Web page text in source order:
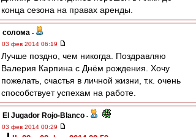
конца сезона на правах аренды.
солома -
03 фев 2014 06:19
Лучше поздно, чем никогда. Поздравляю
Валерия Карпина с Днём рождения. Хочу
пожелать, счастья в личной жизни, т.к. очень
способствует успехам на работе.
El Jugador Rojo-Blanco -
03 фев 2014 00:29